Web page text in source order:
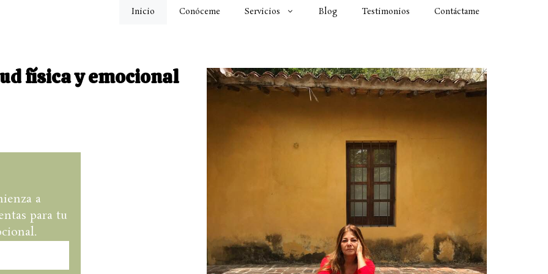
Inicio Conóceme Servicios Blog Testimonios Contáctame
física y emocional
a
para tu